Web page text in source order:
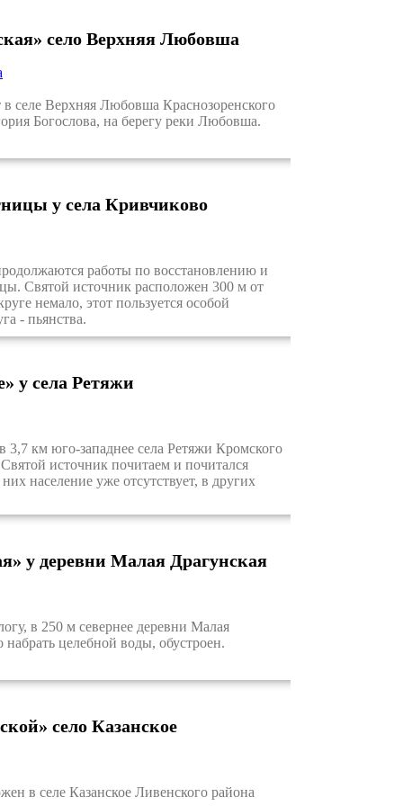
село Верхняя Любовша
селе Верхняя Любовша Краснозоренского
Богослова, на берегу реки Любовша.
у села Кривчиково
работы по восстановлению и
Святой источник расположен 300 м от
немало, этот пользуется особой
- пьянства.
у села Ретяжи
км юго-западнее села Ретяжи Кромского
источник почитаем и почитался
население уже отсутствует, в других
у деревни Малая Драгунская
в 250 м севернее деревни Малая
целебной воды, обустроен.
село Казанское
в селе Казанское Ливенского района